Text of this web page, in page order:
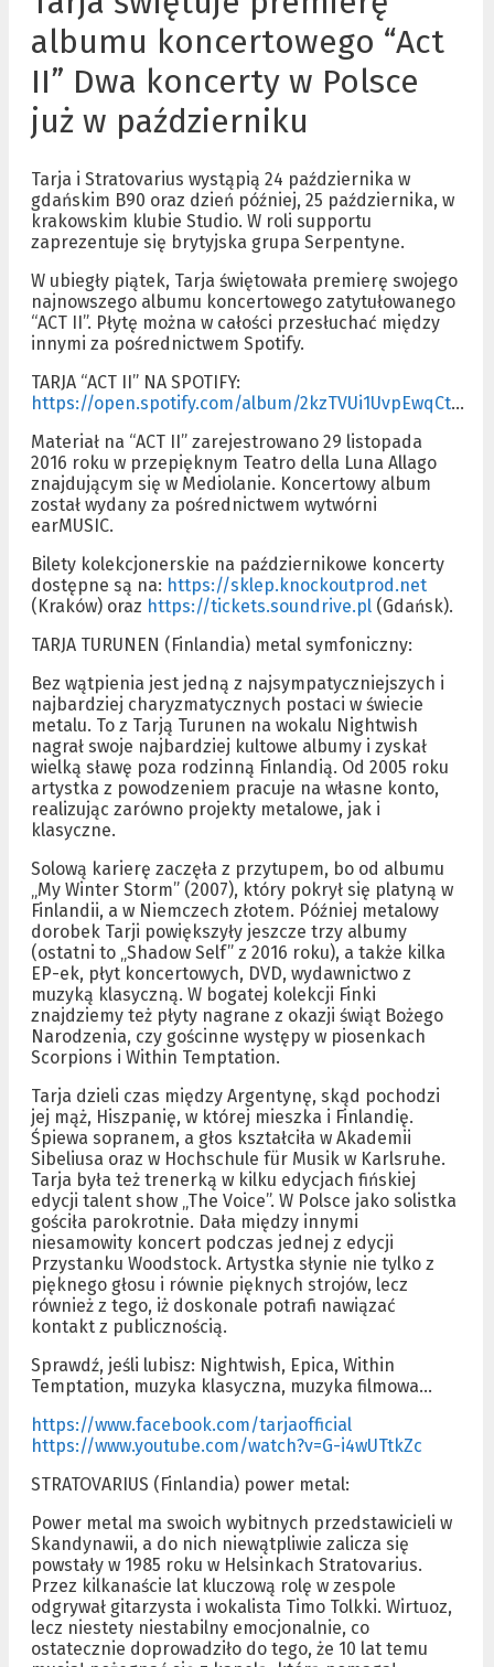
albumu koncertowego “Act
II” Dwa koncerty w Polsce
już w październiku
Tarja i Stratovarius wystąpią 24 października w
gdańskim B90 oraz dzień później, 25 października, w
krakowskim klubie Studio. W roli supportu
zaprezentuje się brytyjska grupa Serpentyne.
W ubiegły piątek, Tarja świętowała premierę swojego
najnowszego albumu koncertowego zatytułowanego
“ACT II”. Płytę można w całości przesłuchać między
innymi za pośrednictwem Spotify.
TARJA “ACT II” NA SPOTIFY:
https://open.spotify.com/album/2kzTVUi1UvpEwqCt…
Materiał na “ACT II” zarejestrowano 29 listopada
2016 roku w przepięknym Teatro della Luna Allago
znajdującym się w Mediolanie. Koncertowy album
został wydany za pośrednictwem wytwórni
earMUSIC.
Bilety kolekcjonerskie na październikowe koncerty
dostępne są na: https://sklep.knockoutprod.net
(Kraków) oraz https://tickets.soundrive.pl (Gdańsk).
TARJA TURUNEN (Finlandia) metal symfoniczny:
Bez wątpienia jest jedną z najsympatyczniejszych i
najbardziej charyzmatycznych postaci w świecie
metalu. To z Tarją Turunen na wokalu Nightwish
nagrał swoje najbardziej kultowe albumy i zyskał
wielką sławę poza rodzinną Finlandią. Od 2005 roku
artystka z powodzeniem pracuje na własne konto,
realizując zarówno projekty metalowe, jak i
klasyczne.
Solową karierę zaczęła z przytupem, bo od albumu
„My Winter Storm” (2007), który pokrył się platyną w
Finlandii, a w Niemczech złotem. Później metalowy
dorobek Tarji powiększyły jeszcze trzy albumy
(ostatni to „Shadow Self” z 2016 roku), a także kilka
EP-ek, płyt koncertowych, DVD, wydawnictwo z
muzyką klasyczną. W bogatej kolekcji Finki
znajdziemy też płyty nagrane z okazji świąt Bożego
Narodzenia, czy gościnne występy w piosenkach
Scorpions i Within Temptation.
Tarja dzieli czas między Argentynę, skąd pochodzi
jej mąż, Hiszpanię, w której mieszka i Finlandię.
Śpiewa sopranem, a głos kształciła w Akademii
Sibeliusa oraz w Hochschule für Musik w Karlsruhe.
Tarja była też trenerką w kilku edycjach fińskiej
edycji talent show „The Voice”. W Polsce jako solistka
gościła parokrotnie. Dała między innymi
niesamowity koncert podczas jednej z edycji
Przystanku Woodstock. Artystka słynie nie tylko z
pięknego głosu i równie pięknych strojów, lecz
również z tego, iż doskonale potrafi nawiązać
kontakt z publicznością.
Sprawdź, jeśli lubisz: Nightwish, Epica, Within
Temptation, muzyka klasyczna, muzyka filmowa…
https://www.facebook.com/tarjaofficial
https://www.youtube.com/watch?v=G-i4wUTtkZc
STRATOVARIUS (Finlandia) power metal:
Power metal ma swoich wybitnych przedstawicieli w
Skandynawii, a do nich niewątpliwie zalicza się
powstały w 1985 roku w Helsinkach Stratovarius.
Przez kilkanaście lat kluczową rolę w zespole
odgrywał gitarzysta i wokalista Timo Tolkki. Wirtuoz,
lecz niestety niestabilny emocjonalnie, co
ostatecznie doprowadziło do tego, że 10 lat temu